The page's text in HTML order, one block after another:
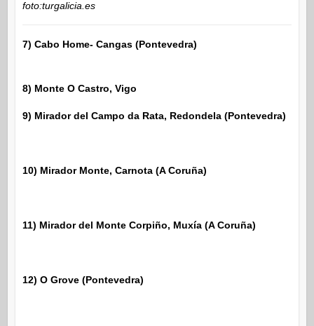
foto:turgalicia.es
7) Cabo Home- Cangas (Pontevedra)
8) Monte O Castro, Vigo
9) Mirador del Campo da Rata, Redondela (Pontevedra)
10) Mirador Monte, Carnota (A Coruña)
11) Mirador del Monte Corpiño, Muxía (A Coruña)
12) O Grove (Pontevedra)